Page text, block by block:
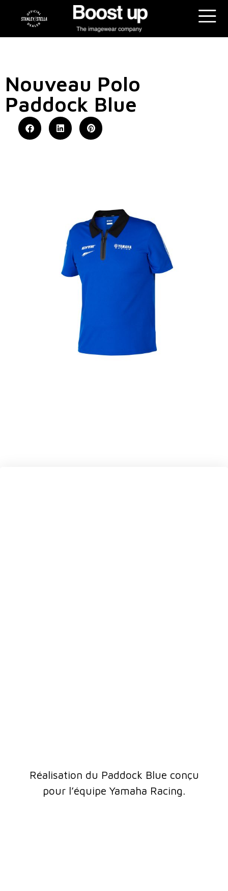
Nouveau Polo
Paddock Blue
Réalisation du Paddock Blue conçu
pour l’équipe Yamaha Racing.